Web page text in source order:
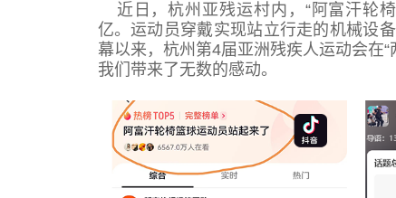
近日，杭州亚残运村内，“阿富汗轮
亿。运动员穿戴实现站立行走的机械设
幕以来，杭州第4届亚洲残疾人运动会在“
我们带来了无数的感动。